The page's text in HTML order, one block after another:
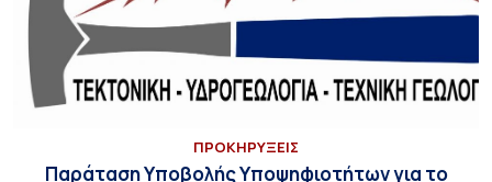
ΠΡΟΚΗΡΥΞΕΙΣ
Παράταση Υποβολής Υποψηφιοτήτων για το